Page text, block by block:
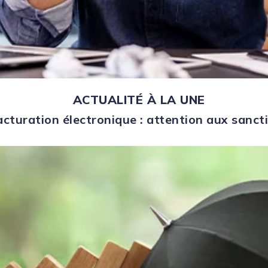
ACTUALITÉ À LA UNE
électronique : attention aux